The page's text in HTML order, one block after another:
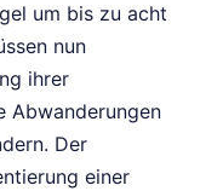
um bis zu acht
nun
ihrer
Abwanderungen
Der
einer